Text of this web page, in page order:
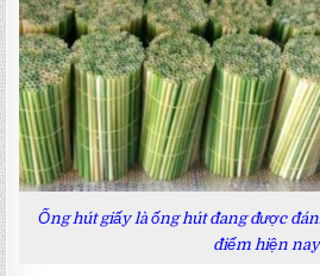
Ống hút giấy là ống hút đang được
điểm hiện nay